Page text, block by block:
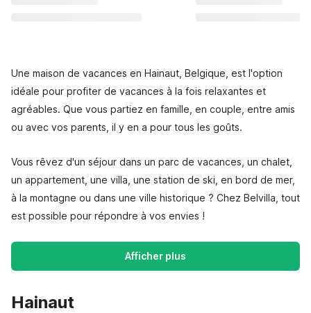
Une maison de vacances en Hainaut, Belgique, est l'option
idéale pour profiter de vacances à la fois relaxantes et
agréables. Que vous partiez en famille, en couple, entre amis
ou avec vos parents, il y en a pour tous les goûts.
Vous rêvez d'un séjour dans un parc de vacances, un chalet,
un appartement, une villa, une station de ski, en bord de mer,
à la montagne ou dans une ville historique ? Chez Belvilla, tout
est possible pour répondre à vos envies !
Afficher plus
Hainaut